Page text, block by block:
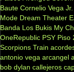
Baute Cornelio Vega Jr.
Mode Dream Theater
Banda Los Bukis My
OneRepublic PSY Piso
Scorpions Train
antonio vega arcangel
bob dylan callejeros